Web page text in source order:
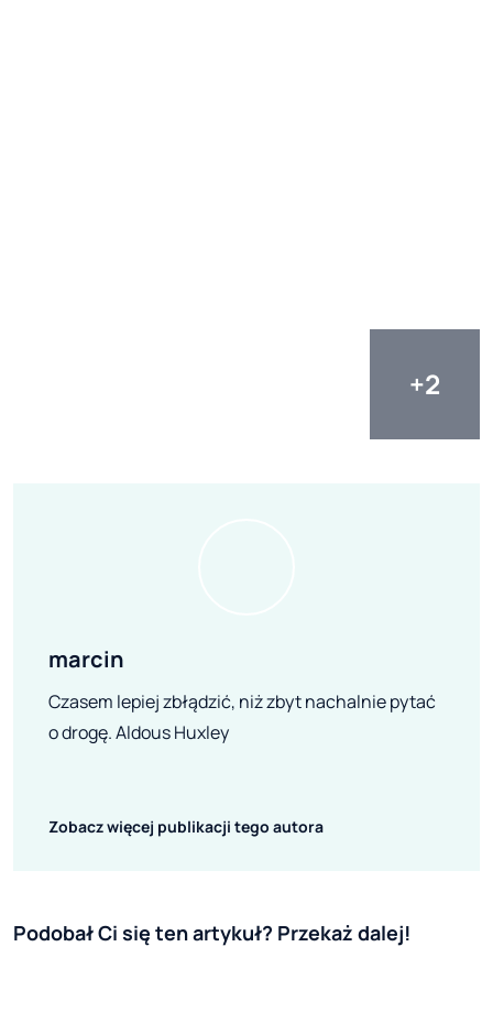
marcin
Czasem lepiej zbłądzić, niż zbyt nachalnie pytać
o drogę. Aldous Huxley
Zobacz więcej publikacji tego autora
Podobał Ci się ten artykuł? Przekaż dalej!